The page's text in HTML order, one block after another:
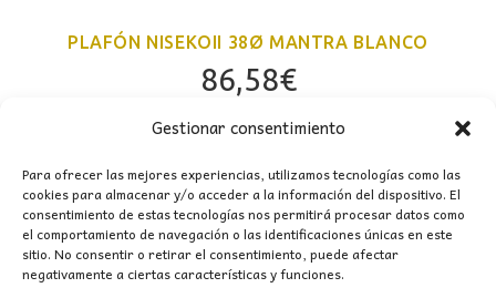
Gestionar consentimiento
Para ofrecer las mejores experiencias, utilizamos tecnologías como las
cookies para almacenar y/o acceder a la información del dispositivo. El
consentimiento de estas tecnologías nos permitirá procesar datos como
el comportamiento de navegación o las identificaciones únicas en este
sitio. No consentir o retirar el consentimiento, puede afectar
negativamente a ciertas características y funciones.
PLAFÓN NISEKOII 38Ø MANTRA BLANCO
86,58€